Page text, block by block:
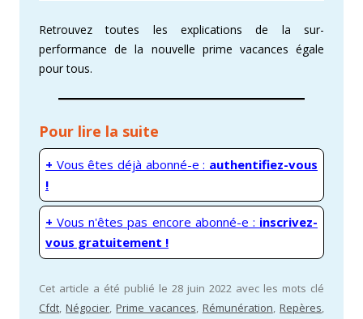
Retrouvez toutes les explications de la sur-
performance de la nouvelle prime vacances égale
pour tous.
Pour lire la suite
+ Vous êtes déjà abonné-e : authentifiez-vous
!
+ Vous n'êtes pas encore abonné-e : inscrivez-
vous gratuitement !
Cet article a été publié le 28 juin 2022 avec les mots clé
Cfdt,Négocier,Prime vacances, Rémunération,Repères,